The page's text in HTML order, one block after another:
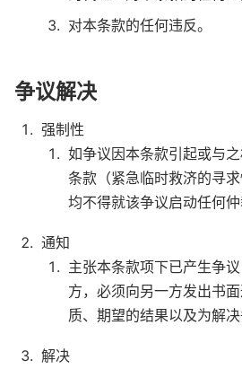
对本条款的任何违反。
争议解决
强制性
如争议因本条款引起或与
条款（紧急临时救济的寻
均不得就该争议启动任何仲
通知
主张本条款项下已产生争
方，必须向另一方发出书
质、期望的结果以及为解决
解决